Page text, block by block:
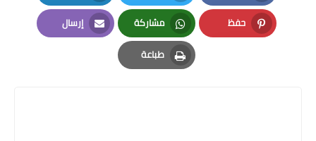
Facebook
Twitter
LinkedIn
حفظ
Pinterest
مشاركة
Whatsapp
إرسال
Email
طباعة
Print